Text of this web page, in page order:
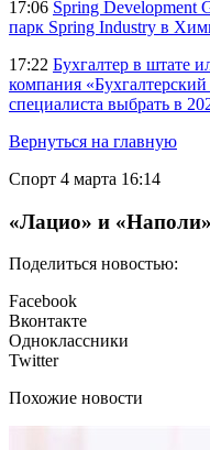
17:06 Spring Development
парк Spring Industry в
17:22 Бухгалтер в штате
компания «Бухгалтерский
специалиста выбрать в
Вернуться на главную
Спорт 4 марта 16:14
«Лацио» и
Поделиться новостью:
Facebook
Вконтакте
Одноклассники
Twitter
Похожие новости